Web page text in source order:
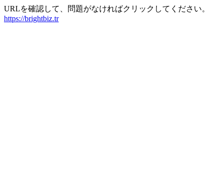
URLを確認して、問題がなければクリックしてください。
https://brightbiz.tr